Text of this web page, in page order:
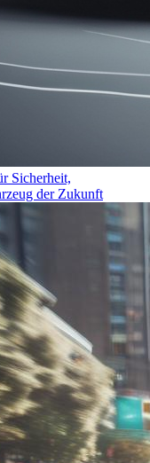
Sicherheit,
der Zukunft